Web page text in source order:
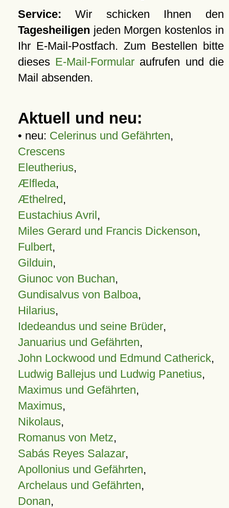
Service: Wir schicken Ihnen den
Tagesheiligen jeden Morgen kostenlos in
Ihr E-Mail-Postfach. Zum Bestellen bitte
dieses E-Mail-Formular aufrufen und die
Mail absenden.
Aktuell und neu:
• neu: Celerinus und Gefährten,
Crescens
Eleutherius,
Ælfleda,
Æthelred,
Eustachius Avril,
Miles Gerard und Francis Dickenson,
Fulbert,
Gilduin,
Giunoc von Buchan,
Gundisalvus von Balboa,
Hilarius,
Idedeandus und seine Brüder,
Januarius und Gefährten,
John Lockwood und Edmund Catherick,
Ludwig Ballejus und Ludwig Panetius,
Maximus und Gefährten,
Maximus,
Nikolaus,
Romanus von Metz,
Sabás Reyes Salazar,
Apollonius und Gefährten,
Archelaus und Gefährten,
Donan,